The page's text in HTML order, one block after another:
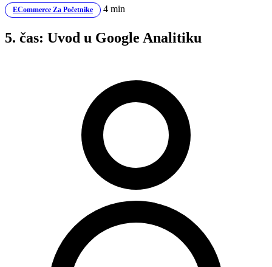
ECommerce Za Početnike 4 min
5. čas: Uvod u Google Analitiku